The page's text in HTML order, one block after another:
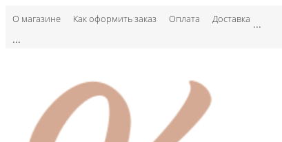
О магазине Как оформить заказ Оплата Доставка ...
...